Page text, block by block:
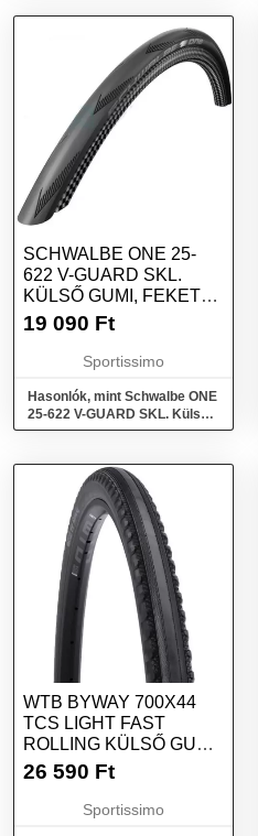
SCHWALBE ONE 25-
622 V-GUARD SKL.
KÜLSŐ GUMI, FEKETE,
MÉRET
19 090 Ft
Sportissimo
Hasonlók, mint Schwalbe ONE
25-622 V-GUARD SKL. Külső
gumi, fekete, méret
WTB BYWAY 700X44
TCS LIGHT FAST
ROLLING KÜLSŐ GUMI,
FEKETE, MÉRET
26 590 Ft
Sportissimo